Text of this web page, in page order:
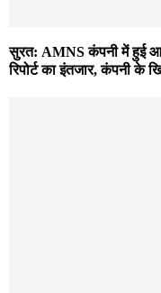
सुरत: AMNS कंपनी में हुई
रिपोर्ट का इंतजार, कंपनी के